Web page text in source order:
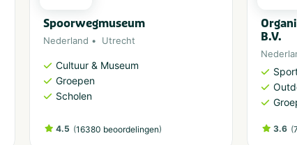
Spoorwegmuseum
Nederland Utrecht
Cultuur & Museum
Groepen
Scholen
4.5 (16380 beoordelingen)
B.V.
3.6 (